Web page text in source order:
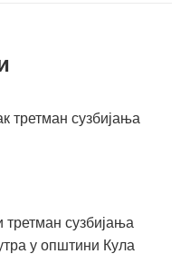
третман сузбијања
сузбијања
у општини Кула